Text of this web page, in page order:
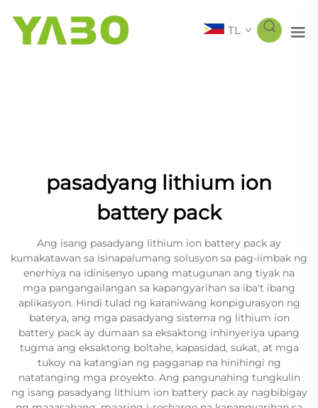
TL
pasadyang lithium ion
battery pack
Ang isang pasadyang lithium ion battery pack ay
kumakatawan sa isinapalumang solusyon sa pag-iimbak ng
enerhiya na idinisenyo upang matugunan ang tiyak na
mga pangangailangan sa kapangyarihan sa iba't ibang
aplikasyon. Hindi tulad ng karaniwang konpigurasyon ng
baterya, ang mga pasadyang sistema ng lithium ion
battery pack ay dumaan sa eksaktong inhinyeriya upang
tugma ang eksaktong boltahe, kapasidad, sukat, at mga
tukoy na katangian ng pagganap na hinihingi ng
natatanging mga proyekto. Ang pangunahing tungkulin
ng isang pasadyang lithium ion battery pack ay nagbibigay